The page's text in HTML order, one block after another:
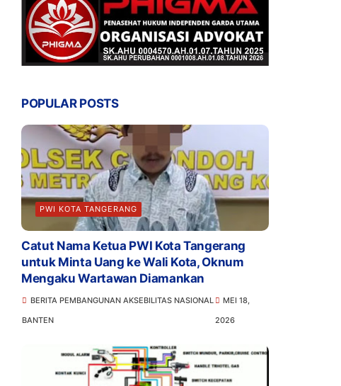
POPULAR POSTS
PWI KOTA TANGERANG
Catut Nama Ketua PWI Kota Tangerang
untuk Minta Uang ke Wali Kota, Oknum
Mengaku Wartawan Diamankan
BERITA PEMBANGUNAN AKSEBILITAS NASIONAL
BANTEN
MEI 18,
2026